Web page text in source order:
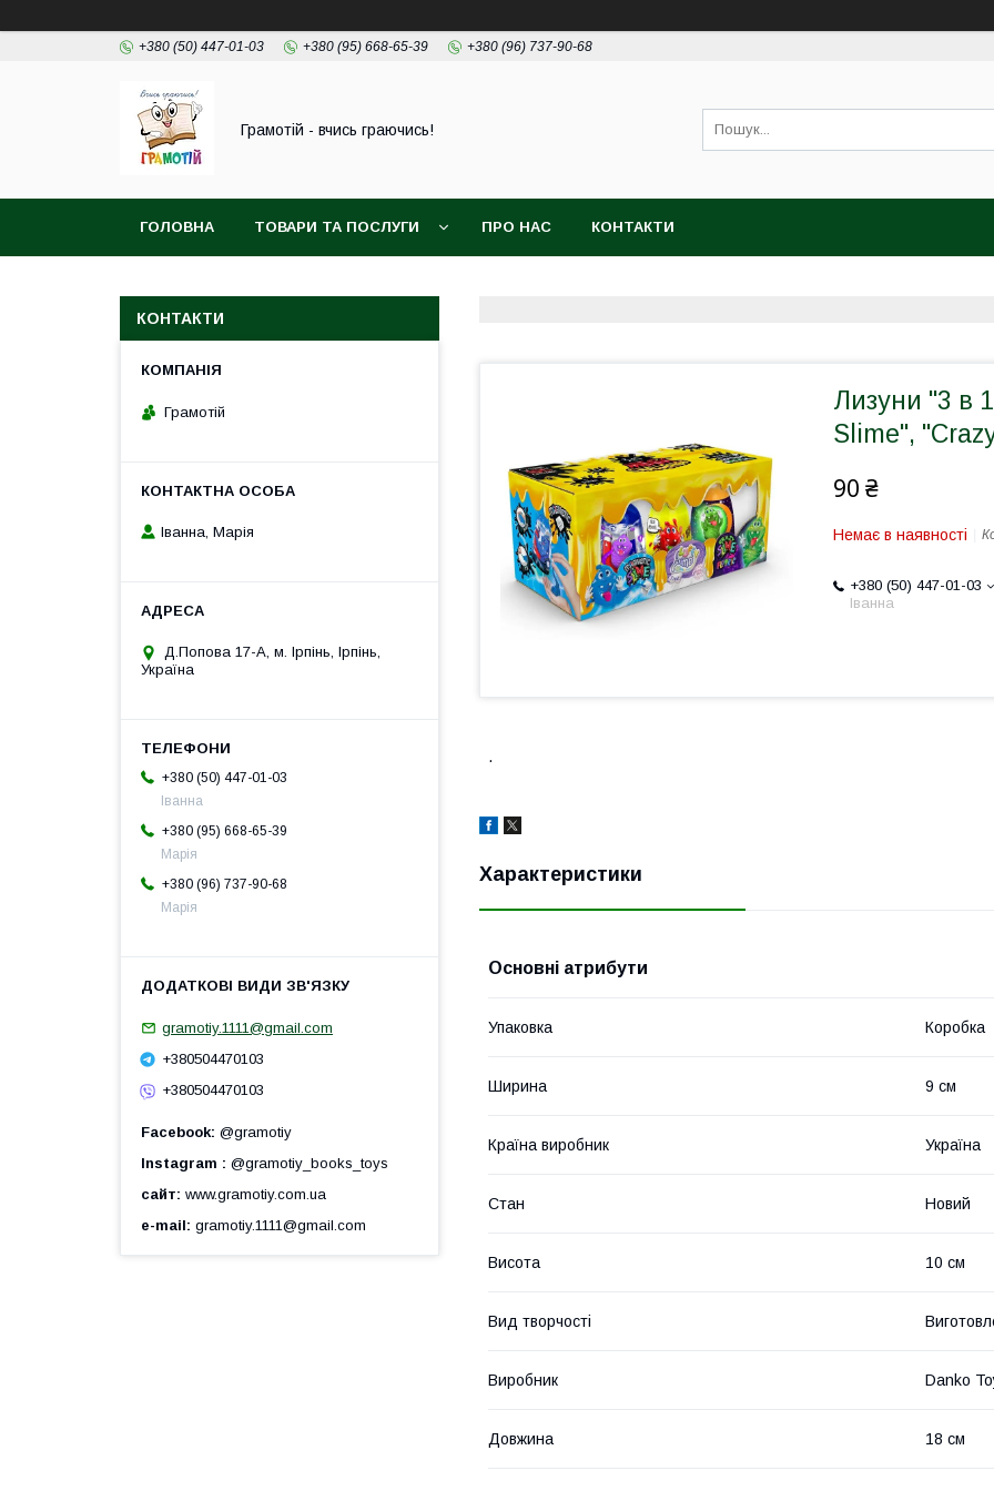
+380 (50) 447-01-03 +380 (95) 668-65-39 +380 (96) 737-90-68
Грамотій - вчись граючись!
ГОЛОВНА ТОВАРИ ТА ПОСЛУГИ ПРО НАС КОНТАКТИ
Лизуни "3 в
Slime",
90 ₴
Немає в наявності
+380 (50) 447-01-03
Іванна
.
Характеристики
Основні атрибути
Упаковка Коробка
Ширина 9 см
Країна виробник Україна
Стан Новий
Висота 10 см
Вид творчості
Виробник Danko
Довжина 18 см
КОНТАКТИ
Грамотій
Іванна, Марія
Д.Попова 17-А, м. Ірпінь, Ірпінь,
Україна
+380 (50) 447-01-03
Іванна
+380 (95) 668-65-39
Марія
+380 (96) 737-90-68
Марія
gramotiy.1111@gmail.com
+380504470103
+380504470103
Facebook @gramotiy
Instagram
@gramotiy_books_toys
сайт www.gramotiy.com.ua
e-mail gramotiy.1111@gmail.com